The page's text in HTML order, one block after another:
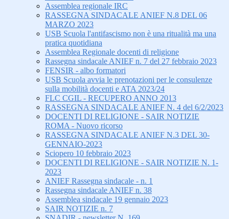
Assemblea regionale IRC
RASSEGNA SINDACALE ANIEF N.8 DEL 06
MARZO 2023
USB Scuola l'antifascismo non è una ritualità ma una
pratica quotidiana
Assemblea Regionale docenti di religione
Rassegna sindacale ANIEF n. 7 del 27 febbraio 2023
FENSIR - albo formatori
USB Scuola avvia le prenotazioni per le consulenze
sulla mobilità docenti e ATA 2023/24
FLC CGIL - RECUPERO ANNO 2013
RASSEGNA SINDACALE ANIEF N. 4 del 6/2/2023
DOCENTI DI RELIGIONE - SAIR NOTIZIE
ROMA - Nuovo ricorso
RASSEGNA SINDACALE ANIEF N.3 DEL 30-
GENNAIO-2023
Sciopero 10 febbraio 2023
DOCENTI DI RELIGIONE - SAIR NOTIZIE N. 1-
2023
ANIEF Rassegna sindacale - n. 1
Rassegna sindacale ANIEF n. 38
Assemblea sindacale 19 gennaio 2023
SAIR NOTIZIE n. 7